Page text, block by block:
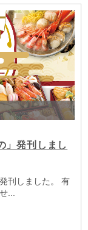
」発刊しまし
刊しました。 有
...